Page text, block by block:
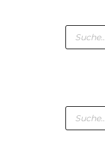
Products
search
Products
search